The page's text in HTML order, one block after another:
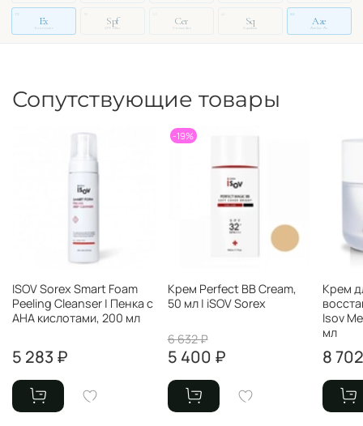
72
Ex
Exosomes
Spf
SPF Filter
Cer
Ceramides
46
Sq
Squalane
88
Aze
Azelaic Ac.
Сопутствующие товары
ISOV Sorex Smart Foam
Peeling Cleanser | Пенка с
АНА кислотами, 200 мл
5 283 ₽
-19%
Крем Perfect BB Cream,
50 мл | iSOV Sorex
6 632 ₽
5 400 ₽
Крем
Isov
мл
8